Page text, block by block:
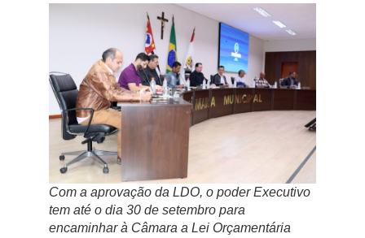
Com a aprovação da LDO, o poder Executivo
tem até o dia 30 de setembro para
encaminhar à Câmara a Lei Orçamentária